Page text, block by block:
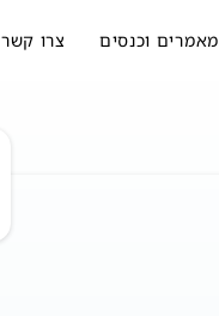
מאמרים וכנסים צרו קשר